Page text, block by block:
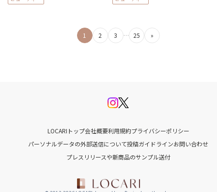
1 2 3 … 25 »
LOCARIトップ会社概要利用規約プライバシーポリシー
パーソナルデータの外部送信について投稿ガイドラインお問い合わせ
プレスリリースや新商品のサンプル送付